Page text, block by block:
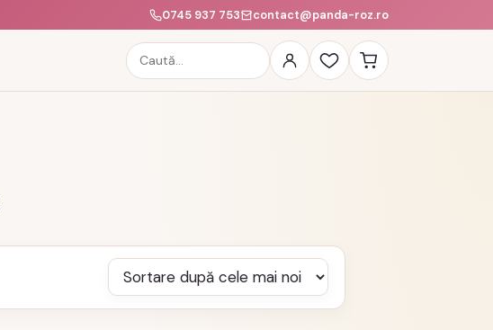
0745 937 753 contact@panda-roz.ro
Caută
produse